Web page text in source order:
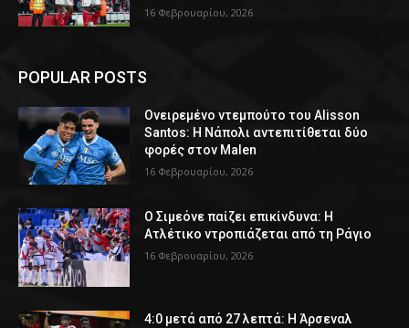
16 Φεβρουαρίου, 2026
POPULAR POSTS
Ονειρεμένο ντεμπούτο του Alisson
Santos: Η Νάπολι αντεπιτίθεται δύο
φορές στον Malen
16 Φεβρουαρίου, 2026
Ο Σιμεόνε παίζει επικίνδυνα: Η
Ατλέτικο ντροπιάζεται από τη Ράγιο
16 Φεβρουαρίου, 2026
4:0 μετά από 27 λεπτά: Η Άρσεναλ